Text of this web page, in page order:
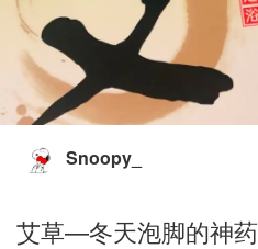
Snoopy_
艾草—冬天泡脚的神药